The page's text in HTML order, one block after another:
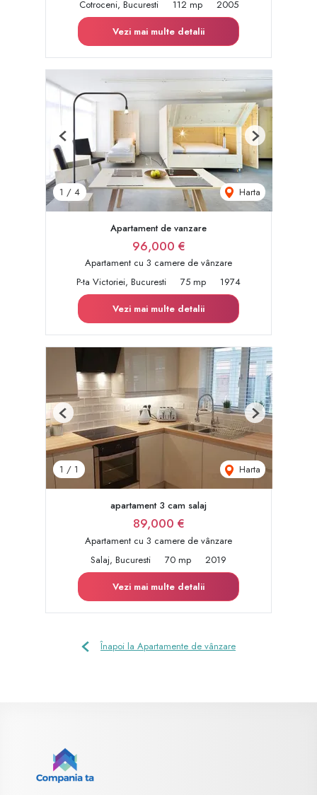
Cotroceni, Bucuresti 112 mp
2005
Vezi mai multe detalii
1 / 4 Harta
Previous Next
Apartament de vanzare
96,000 €
Apartament cu 3 camere de vânzare
P-ta Victoriei, Bucuresti
75 mp
1974
Vezi mai multe detalii
1 / 1 Harta
Previous Next
apartament 3 cam salaj
89,000 €
Apartament cu 3 camere de vânzare
Salaj, Bucuresti
70 mp
2019
Vezi mai multe detalii
Înapoi la Apartamente de vânzare